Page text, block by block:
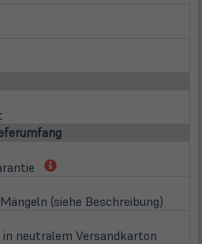
(öffnet
neuem
(siehe Beschreibung)
neutralem Versandkarton